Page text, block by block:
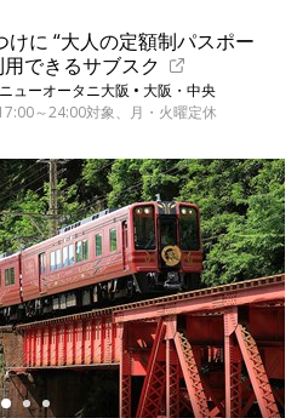
に “大人の定額制パスポー
できるサブスク
ューオータニ大阪 • 大阪・中央
～24:00対象、月・火曜定休